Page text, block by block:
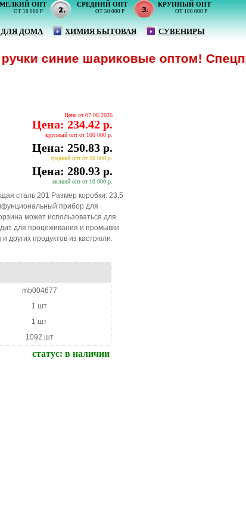
МЕЛКИЙ ОПТ
ОТ 10 000 Р
СРЕДНИЙ ОПТ
ОТ 50 000 Р
КРУПНЫЙ ОПТ
ОТ 100 000 Р
ДОМА ХИМИЯ БЫТОВАЯ СУВЕНИРЫ
синие шариковые оптом!
Цена от 07.08.2026
Цена: 234.42 р.
крупный опт от 100 000 р.
Цена: 250.83 р.
средний опт от 50 000 р.
Цена: 280.93 р.
мелкий опт от 10 000 р.
сталь 201 Размер коробки: 23,5
прибор для
может использоваться для
для процеживания и промывки
других продуктов из кастрюли.
mb004677
1 шт
1 шт
1092 шт
статус: в наличии